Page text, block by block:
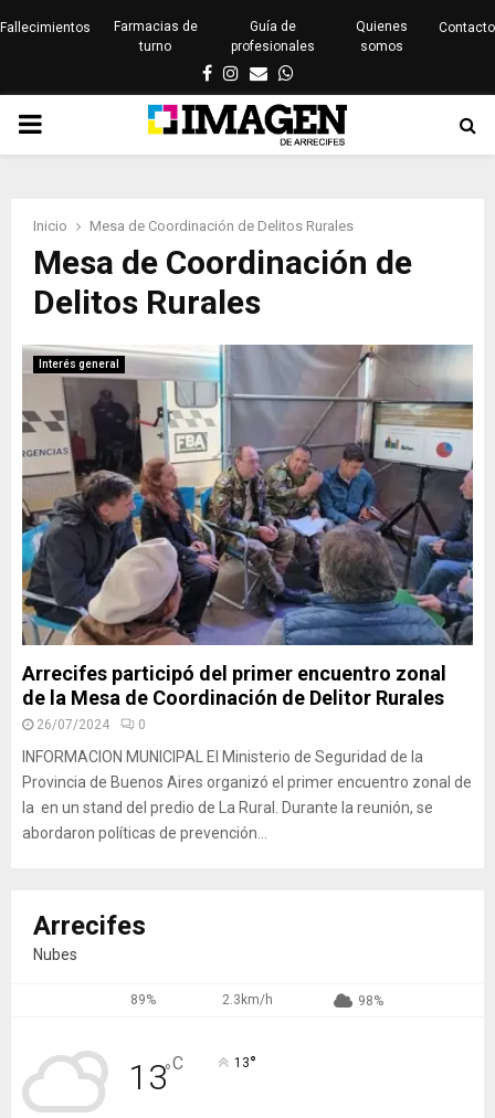
Fallecimientos
Farmacias de
turno
Guía de
profesionales
Quienes
somos
Contacto
Facebook
Instagram
EmailWhatsapp
PRIMARY
Inicio Mesa de Coordinación de Delitos Rurales
Mesa de Coordinación de
Delitos Rurales
Interés general
Arrecifes participó del primer encuentro zonal
de la Mesa de Coordinación de Delitor Rurales
26/07/2024 0
INFORMACION MUNICIPAL El Ministerio de Seguridad de la
Provincia de Buenos Aires organizó el primer encuentro zonal de
la en un stand del predio de La Rural. Durante la reunión, se
abordaron políticas de prevención...
Arrecifes
Nubes
89% 2.3km/h 98%
13°C 13°